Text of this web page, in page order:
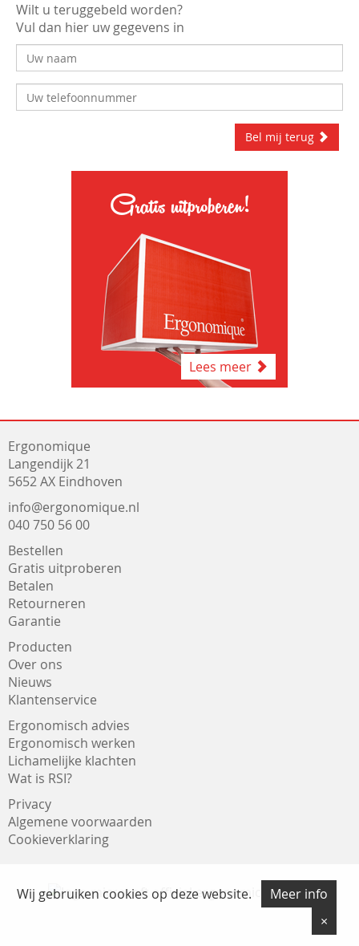
Wilt u teruggebeld worden?
Vul dan hier uw gegevens in
Bel mij terug
Gratis uitproberen!
Lees meer
Ergonomique
Langendijk 21
5652 AX Eindhoven
info@ergonomique.nl
040 750 56 00
Bestellen
Gratis uitproberen
Betalen
Retourneren
Garantie
Producten
Over ons
Nieuws
Klantenservice
Ergonomisch advies
Ergonomisch werken
Lichamelijke klachten
Wat is RSI?
Privacy
Algemene voorwaarden
Cookieverklaring
Wij gebruiken cookies op deze website.
Meer info
×